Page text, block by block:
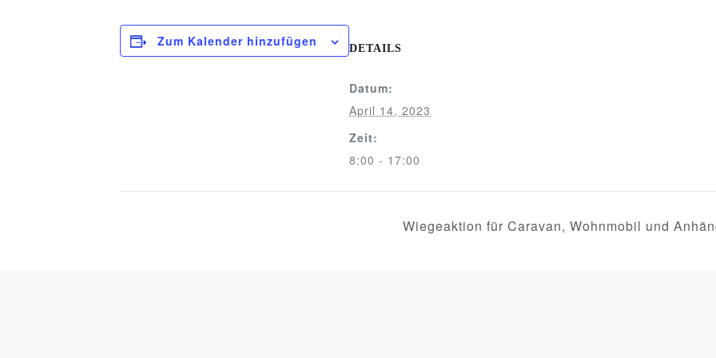
Zum Kalender hinzufügen DETAILS
Datum:
April 14, 2023
Zeit:
8:00 - 17:00
Wiegeaktion für Caravan, Wohnmobil und